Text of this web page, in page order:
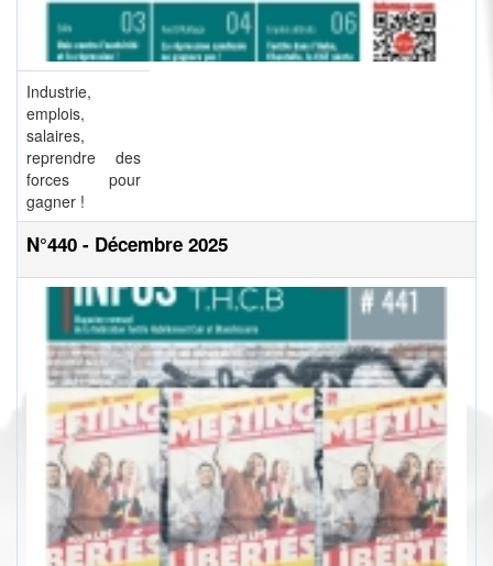
Industrie,
emplois,
salaires,
reprendre des
forces pour
gagner !
N°440 - Décembre 2025